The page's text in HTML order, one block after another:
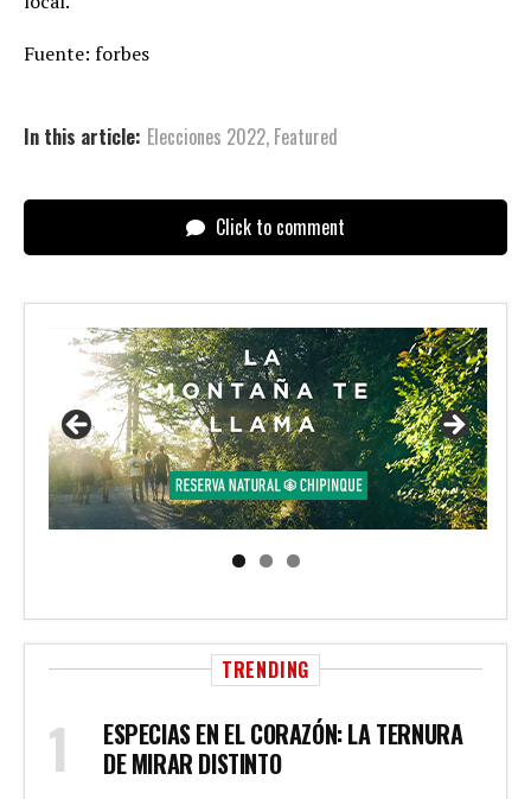
Fuente: forbes
In this article: Elecciones 2022, Featured
Click to comment
TRENDING
ESPECIAS EN EL CORAZÓN: LA TERNURA
DE MIRAR DISTINTO